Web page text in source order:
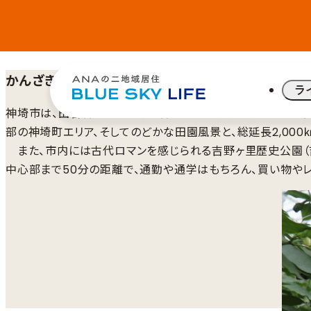
ラ
かんざきで始める、ちょうどいい暮らし
神埼市は、田舎暮らしと便利な暮らしの両方を体験できる
部の神埼町エリア、そしてのどかな田園風景と、総延長2,000
また、市内には古代ロマンを感じられる吉野ヶ里歴史公園
中心部まで50分の距離で、通勤や通学はもちろん、買い物や